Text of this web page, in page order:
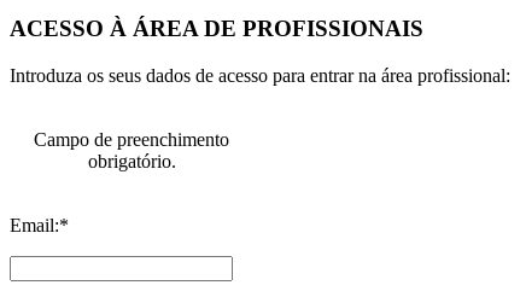
ACESSO À ÁREA DE PROFISSIONAIS
Introduza os seus dados de acesso para entrar na área profissional:
Campo de preenchimento
obrigatório.
Email:*